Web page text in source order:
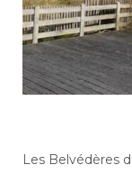
Les Belvédères